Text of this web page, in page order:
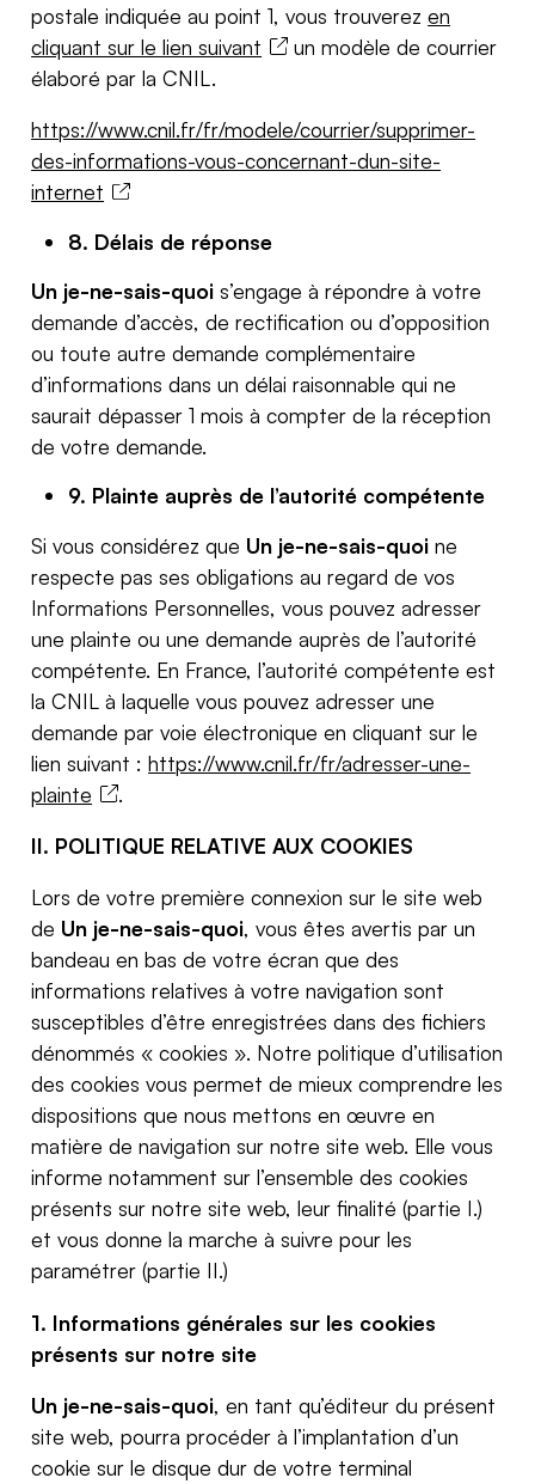
postale indiquée au point 1, vous trouverezen
cliquant sur le lien suivant
un modèle de courrier
élaboré par la CNIL.
https://www.cnil.fr/fr/modele/courrier/supprimer-
des-informations-vous-concernant-dun-site-
internet
8. Délais de réponse
Un je-ne-sais-quoi s’engage à répondre à votre
demande d’accès, de rectification ou d’opposition
ou toute autre demande complémentaire
d’informations dans un délai raisonnable qui ne
saurait dépasser 1 mois à compter de la réception
de votre demande.
9. Plainte auprès de l’autorité compétente
Si vous considérez que Un je-ne-sais-quoi ne
respecte pas ses obligations au regard de vos
Informations Personnelles, vous pouvez adresser
une plainte ou une demande auprès de l’autorité
compétente. En France, l’autorité compétente est
la CNIL à laquelle vous pouvez adresser une
demande par voie électronique en cliquant sur le
lien suivant :https://www.cnil.fr/fr/adresser-une-
plainte
.
II. POLITIQUE RELATIVE AUX COOKIES
Lors de votre première connexion sur le site web
de Un je-ne-sais-quoi, vous êtes avertis par un
bandeau en bas de votre écran que des
informations relatives à votre navigation sont
susceptibles d’être enregistrées dans des fichiers
dénommés « cookies ». Notre politique d’utilisation
des cookies vous permet de mieux comprendre les
dispositions que nous mettons en œuvre en
matière de navigation sur notre site web. Elle vous
informe notamment sur l’ensemble des cookies
présents sur notre site web, leur finalité (partie I.)
et vous donne la marche à suivre pour les
paramétrer (partie II.)
1. Informations générales sur les cookies
présents sur notre site
Un je-ne-sais-quoi, en tant qu’éditeur du présent
site web, pourra procéder à l’implantation d’un
cookie sur le disque dur de votre terminal